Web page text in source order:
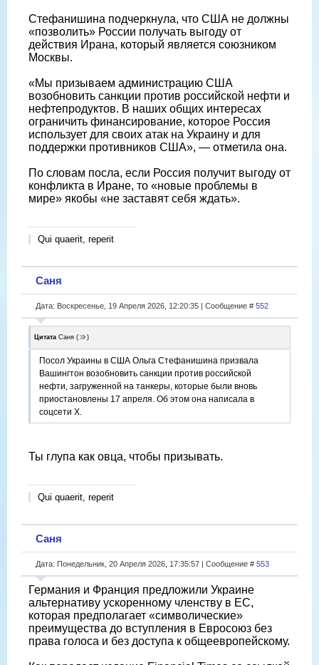
Стефанишина подчеркнула, что США не должны
«позволить» России получать выгоду от
действия Ирана, который является союзником
Москвы.
«Мы призываем администрацию США
возобновить санкции против российской нефти и
нефтепродуктов. В наших общих интересах
ограничить финансирование, которое Россия
использует для своих атак на Украину и для
поддержки противников США», — отметила она.
По словам посла, если Россия получит выгоду от
конфликта в Иране, то «новые проблемы в
мире» якобы «не заставят себя ждать».
Qui quaerit, reperit
Саня
Дата: Воскресенье, 19 Апреля 2026, 12:20:35 | Сообщение # 552
Цитата Саня ( )
Посол Украины в США Ольга Стефанишина призвала
Вашингтон возобновить санкции против российской
нефти, загруженной на танкеры, которые были вновь
приостановлены 17 апреля. Об этом она написала в
соцсети X.
Ты глупа как овца, чтобы призывать.
Qui quaerit, reperit
Саня
Дата: Понедельник, 20 Апреля 2026, 17:35:57 | Сообщение # 553
Германия и Франция предложили Украине
альтернативу ускоренному членству в ЕС,
которая предполагает «символические»
преимущества до вступления в Евросоюз без
права голоса и без доступа к общеевропейскому.